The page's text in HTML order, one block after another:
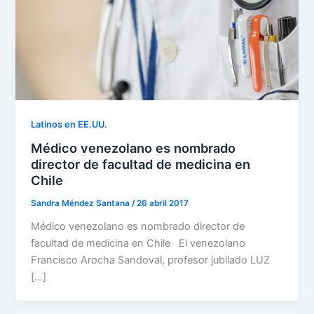
Latinos en EE.UU.
Médico venezolano es nombrado
director de facultad de medicina en
Chile
Sandra Méndez Santana/26 abril 2017
Médico venezolano es nombrado director de
facultad de medicina en Chile El venezolano
Francisco Arocha Sandoval, profesor jubilado LUZ
[…]